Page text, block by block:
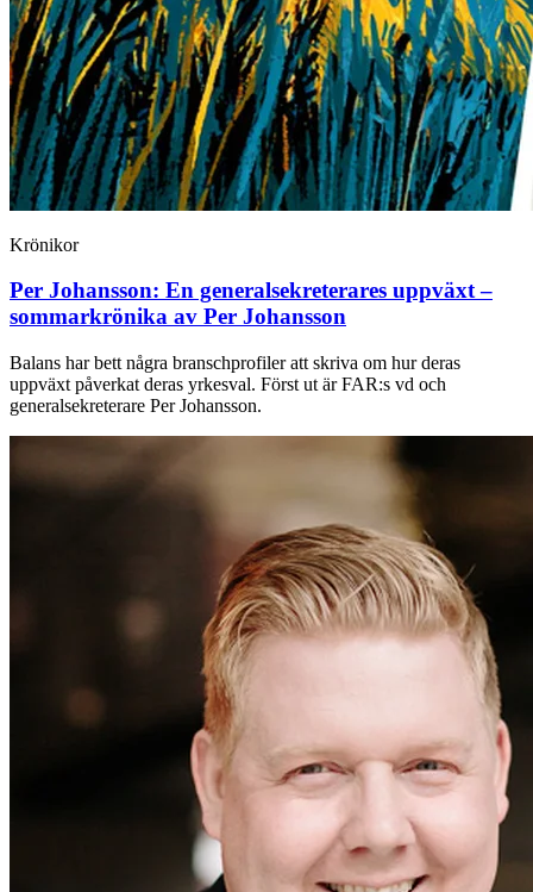
Krönikor
Per Johansson: En generalsekreterares uppväxt –
sommarkrönika av Per Johansson
Balans har bett några branschprofiler att skriva om hur deras
uppväxt påverkat deras yrkesval. Först ut är FAR:s vd och
generalsekreterare Per Johansson.